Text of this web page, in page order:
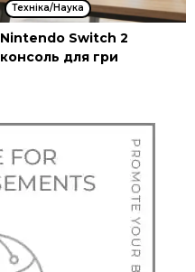
Техніка/Наука
Nintendo Switch 2
консоль для гри